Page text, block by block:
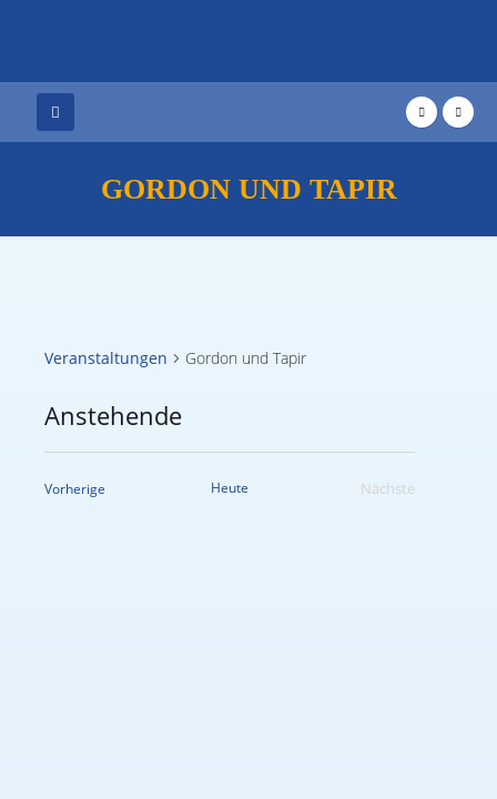
GORDON UND TAPIR
Veranstaltungen Gordon und Tapir
Anstehende
VorherigeVeranstaltungen Heute
Nächste